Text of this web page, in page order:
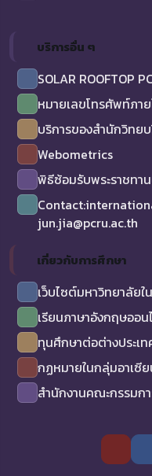
บริการอื่น ๆ
SOLAR ROOFTOP
หมายเลขโทรศัพท์ภาย
บริการของสำนักวิทย
Webometrics
พิธีซ้อมรับพระราชท
jun.jia@pcru.ac.th
เกี่ยวกับการศึกษา
เว็บไซต์มหาวิทยาลัยใ
เรียนภาษาอังกฤษออ
ทุนศึกษาต่อต่างประเ
กฏหมายในกลุ่มอาเซี
สำนักงานคณะกรรมก